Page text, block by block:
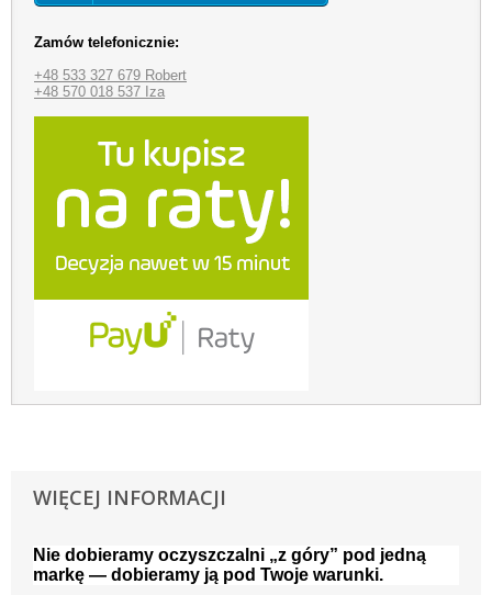
Zamów telefonicznie:
+48 533 327 679 Robert
+48 570 018 537 Iza
WIĘCEJ INFORMACJI
Nie dobieramy oczyszczalni „z góry” pod jedną
markę — dobieramy ją pod Twoje warunki.